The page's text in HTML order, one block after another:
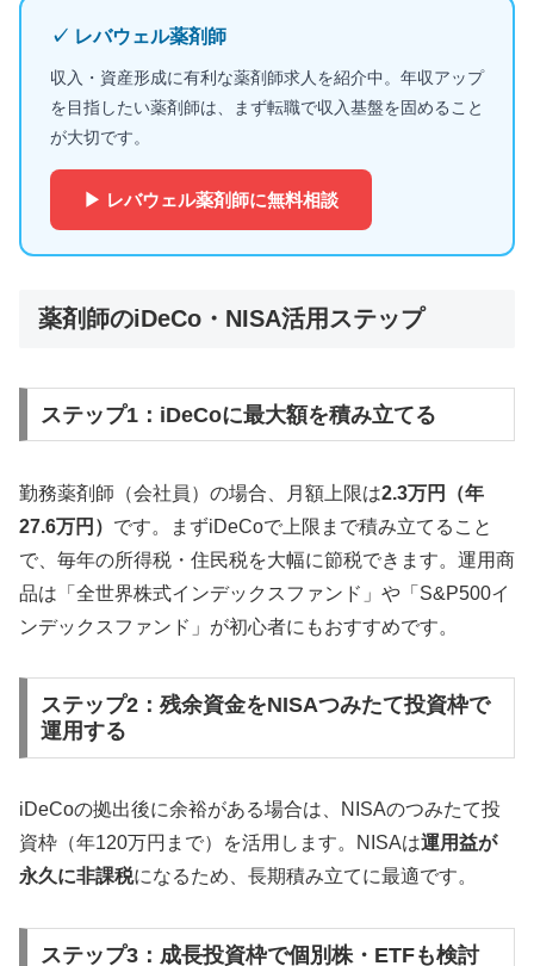
✓ レバウェル薬剤師
収入・資産形成に有利な薬剤師求人を紹介中。年収アップ
を目指したい薬剤師は、まず転職で収入基盤を固めること
が大切です。
▶ レバウェル薬剤師に無料相談
薬剤師のiDeCo・NISA活用ステップ
ステップ1：iDeCoに最大額を積み立てる
勤務薬剤師（会社員）の場合、月額上限は2.3万円（年
27.6万円） です。まずiDeCoで上限まで積み立てること
で、毎年の所得税・住民税を大幅に節税できます。運用商
品は「全世界株式インデックスファンド」や「S&P500イ
ンデックスファンド」が初心者にもおすすめです。
ステップ2：残余資金をNISAつみたて投資枠で
運用する
iDeCoの拠出後に余裕がある場合は、NISAのつみたて投
資枠（年120万円まで）を活用します。NISAは運用益が
永久に非課税になるため、長期積み立てに最適です。
ステップ3：成長投資枠で個別株・ETFも検討